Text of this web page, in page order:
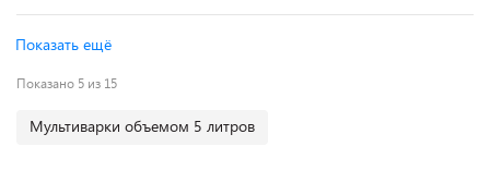
Показать ещё
Показано 5 из 15
Мультиварки объемом 5 литров